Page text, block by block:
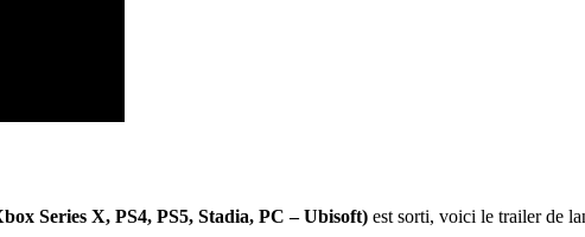
Series X, PS4, PS5, Stadia, PC – Ubisoft) est sorti, voici le trailer de